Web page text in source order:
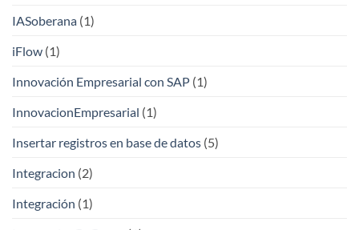
IASoberana (1)
iFlow (1)
Innovación Empresarial con SAP (1)
InnovacionEmpresarial (1)
Insertar registros en base de datos (5)
Integracion (2)
Integración (1)